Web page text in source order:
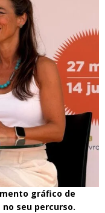
gráfico de
seu percurso.